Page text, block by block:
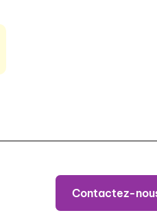
Contactez-